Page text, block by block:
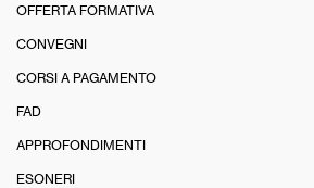
OFFERTA FORMATIVA
CONVEGNI
CORSI A PAGAMENTO
FAD
APPROFONDIMENTI
ESONERI